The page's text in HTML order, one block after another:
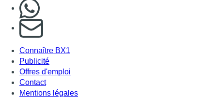
S'abonner à notre newsletter
Connaître BX1
Publicité
Offres d'emploi
Contact
Mentions légales